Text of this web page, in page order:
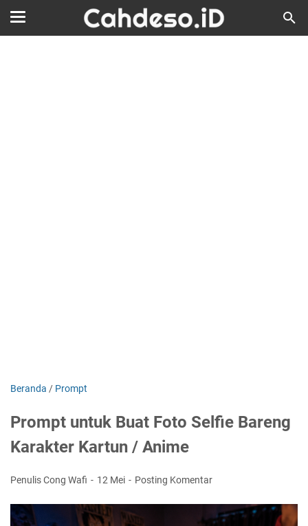
Beranda / Prompt
Prompt untuk Buat Foto Selfie Bareng
Karakter Kartun / Anime
Penulis Cong Wafi 12 Mei Posting Komentar